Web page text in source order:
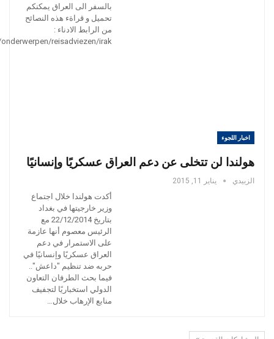
بالسفر الى العراق يمكنكم
تحميل و قراةء هذه النصائح
من الرابط الادناء :
reisadviezen/irak
اخبار اللجوء
هولندا لن تتخلى عن دعم العراق عسكريًا وإنسانيًا
الزبيدي يناير 11, 2015
أكدت هولندا خلال اجتماع
وزير خارجيتها في بغداد
بتاريخ 22/12/2014 مع
الرئيس معصوم أنها عازمة
على الاستمرار في دعم
العراق عسكريًا وإنسانيًا في
حربه ضد تنظيم "داعش"..
فيما بحث الطرفان التعاون
الدولي استخباريًا لتجفيف
منابع الإرهاب خلال…